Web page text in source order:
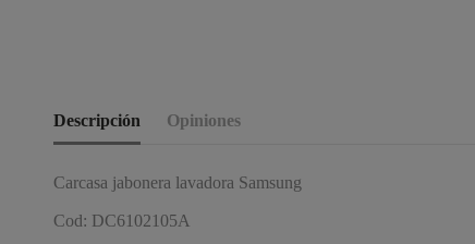
Descripción Opiniones
Carcasa jabonera lavadora Samsung
Cod: DC6102105A